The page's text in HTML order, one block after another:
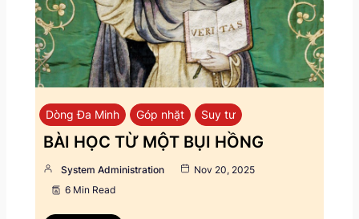
Dòng Đa Minh Góp nhặt Suy tư
BÀI HỌC TỪ MỘT BỤI HỒNG
System Administration
Nov 20, 2025
6 Min Read